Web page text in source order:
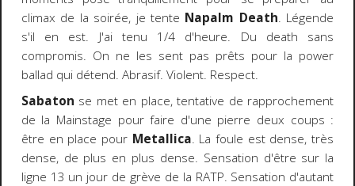
climax de la soirée, je tente Napalm Death. Légende
s'il en est. J'ai tenu 1/4 d'heure. Du death sans
compromis. On ne les sent pas prêts pour la power
ballad qui détend. Abrasif. Violent. Respect.
Sabaton se met en place, tentative de rapprochement
de la Mainstage pour faire d'une pierre deux coups :
être en place pour Metallica. La foule est dense, très
dense, de plus en plus dense. Sensation d'être sur la
ligne 13 un jour de grève de la RATP. Sensation d'autant